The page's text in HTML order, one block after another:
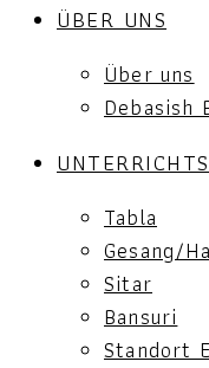
ÜBER UNS
Über uns
Debasish
Tabla
Gesang/
Sitar
Bansuri
Standort